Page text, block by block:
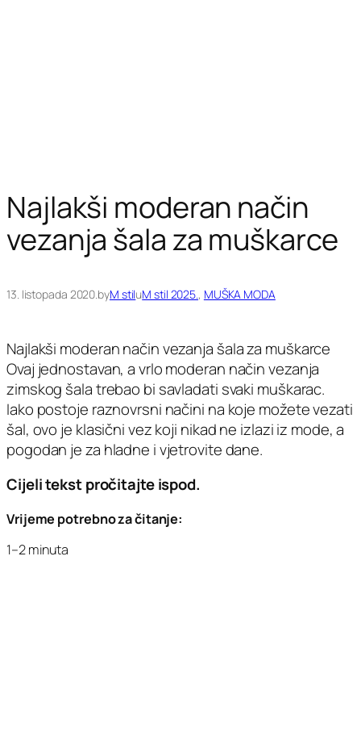
Najlakši moderan način
vezanja šala za muškarce
13. listopada 2020.byM stiluM stil 2025., MUŠKA MODA
Najlakši moderan način vezanja šala za muškarce
Ovaj jednostavan, a vrlo moderan način vezanja
zimskog šala trebao bi savladati svaki muškarac.
Iako postoje raznovrsni načini na koje možete vezati
šal, ovo je klasični vez koji nikad ne izlazi iz mode, a
pogodan je za hladne i vjetrovite dane.
Cijeli tekst pročitajte ispod.
Vrijeme potrebno za čitanje:
1–2 minuta